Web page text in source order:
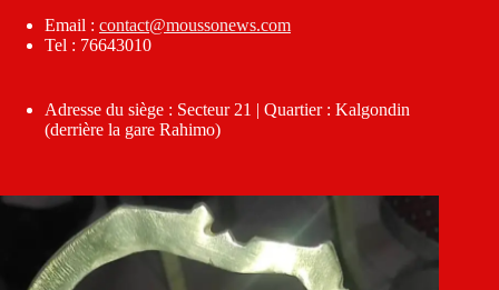
Email : contact@moussonews.com
Tel : 76643010
Adresse du siège : Secteur 21 | Quartier : Kalgondin
(derrière la gare Rahimo)